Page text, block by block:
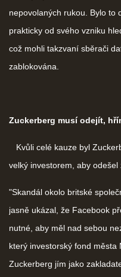
nepovolaných rukou. Bylo to
prakticky od svého vzniku
což mohli takzvaní sběrači
zablokována.
Zuckerberg musí odejít,
Kvůli celé kauze byl
velký investorem, aby odešel
"Skandál okolo britské
jasně ukázal, že Facebook
nutné, aby měl nad sebou
který investorský fond města
Zuckerberg jím jako